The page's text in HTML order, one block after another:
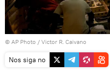
© AP Photo / Victor R. Caivano
Nos siga no